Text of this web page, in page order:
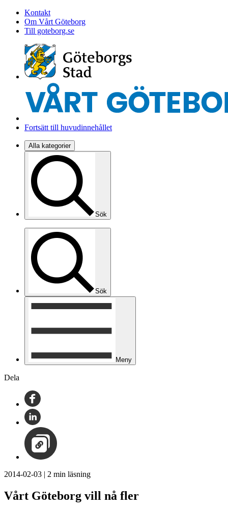
Kontakt
Om Vårt Göteborg
Till goteborg.se
Fortsätt till huvudinnehållet
Alla kategorier
Sök
Sök
Meny
Dela
2014-02-03 | 2 min läsning
Vårt Göteborg vill nå fler